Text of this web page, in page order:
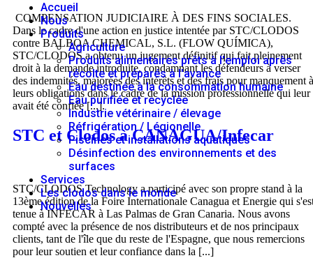
Accueil
Nous
Produits
Agriculture
Produits alimentaires prêts à l'emploi après
récolte et préparés à l'avance
Eau destinée à la consommation humaine
Eau purifiée et recyclée
Industrie vétérinaire / élevage
Réfrigération / Légionelle
Piscines et installations aquatiques
Désinfection des environnements et des
surfaces
Services
Les clodos dans le monde
Nouvelles
COMPENSATION JUDICIAIRE À DES FINS SOCIALES.
Dans le cadre d'une action en justice intentée par STC/CLODOS
contre BALBOA CHEMICAL, S.L. (FLOW QUÍMICA),
STC/CLODOS a obtenu un jugement définitif qui fait pleinement
droit à la demande introduite, condamnant les défendeurs à verser
des indemnités, majorées des intérêts et des frais pour manquement à
leurs obligations dans le cadre de la mission professionnelle qui leur
avait été confiée [...].
STC et Clodos à CANAGUA/Infecar
STC/CLODOS Technology a participé avec son propre stand à la
13ème édition de la Foire Internationale Canagua et Energie qui
tenue à INFECAR à Las Palmas de Gran Canaria. Nous avons
compté avec la présence de nos distributeurs et de nos principaux
clients, tant de l'île que du reste de l'Espagne, que nous remercions
pour leur soutien et leur confiance dans la [...]